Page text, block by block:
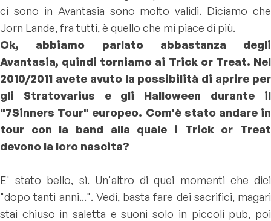
ci sono in Avantasia sono molto validi. Diciamo che
Jorn Lande, fra tutti, è quello che mi piace di più.
Ok, abbiamo parlato abbastanza degli
Avantasia, quindi torniamo ai Trick or Treat. Nel
2010/2011 avete avuto la possibilità di aprire per
gli Stratovarius e gli Halloween durante il
"7Sinners Tour" europeo. Com'è stato andare in
tour con la band alla quale i Trick or Treat
devono la loro nascita?
E' stato bello, sì. Un'altro di quei momenti che dici
"dopo tanti anni...". Vedi, basta fare dei sacrifici, magari
stai chiuso in saletta e suoni solo in piccoli pub, poi